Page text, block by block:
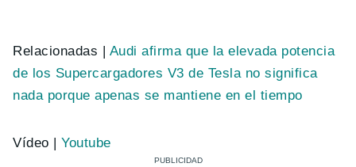
Relacionadas | Audi afirma que la elevada potencia
de los Supercargadores V3 de Tesla no significa
nada porque apenas se mantiene en el tiempo
Vídeo |Youtube